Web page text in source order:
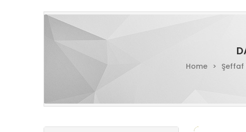
Home > Şeffaf